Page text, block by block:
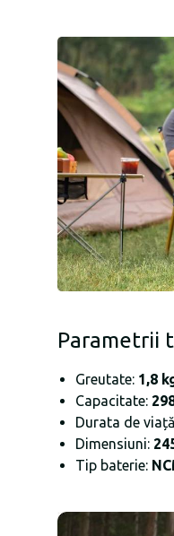
Parametrii
Greutate: 1,8
Capacitate:
Durata de
Dimensiuni:
Tip baterie: